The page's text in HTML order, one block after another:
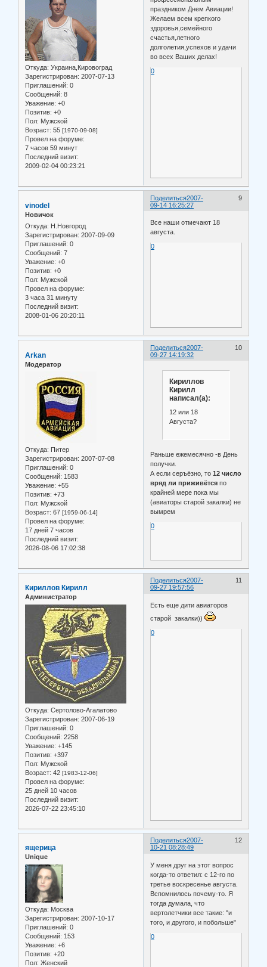
Откуда: Украина,Кировоград
Зарегистрирован: 2007-07-13
Приглашений: 0
Сообщений: 8
Уважение: +0
Позитив: +0
Пол: Мужской
Возраст: 55 [1970-09-08]
Провел на форуме:
7 часов 59 минут
Последний визит:
2009-02-04 00:23:21
праздником Днем Авиации!
Желаем всем крепкого
здоровья,семейного
счастья,летного
долголетия,успехов и удачи
во всех Ваших делах!
0
Поделиться 9
2007-
09-14 16:25:27
vinodel
Новичок
Откуда: Н.Новгород
Зарегистрирован: 2007-09-09
Приглашений: 0
Сообщений: 7
Уважение: +0
Позитив: +0
Пол: Мужской
Провел на форуме:
3 часа 31 минуту
Последний визит:
2008-01-06 20:20:11
Все наши отмечают 18
августа.
0
Поделиться 10
2007-
09-27 14:19:32
Arkan
Модератор
Откуда: Питер
Зарегистрирован: 2007-07-08
Приглашений: 0
Сообщений: 1583
Уважение: +55
Позитив: +73
Пол: Мужской
Возраст: 67 [1959-06-14]
Провел на форуме:
17 дней 7 часов
Последний визит:
2026-08-06 17:02:38
Кириллов
Кирилл
написал(а):
12 или 18
Августа?
Раньше ежемесячно -в День
получки.
А если серъёзно, то12 число
вряд ли приживётсяпо
крайней мере пока мы
(авиаторы старой закалки) не
вымрем
0
Поделиться 11
2007-
09-27 19:57:56
Кириллов Кирилл
Администратор
Откуда: Сертолово-Агалатово
Зарегистрирован: 2007-06-19
Приглашений: 0
Сообщений: 2258
Уважение: +145
Позитив: +397
Пол: Мужской
Возраст: 42 [1983-12-06]
Провел на форуме:
25 дней 10 часов
Последний визит:
2026-07-22 23:45:10
Есть еще дити авиаторов
старой закалки))
0
Поделиться 12
2007-
10-21 08:28:49
ящерица
Unique
Откуда: Москва
Зарегистрирован: 2007-10-17
Приглашений: 0
Сообщений: 153
Уважение: +6
Позитив: +20
Пол: Женский
У меня друг на этот вопрос
когда-то ответил: с 12-го по
третье воскресенье августа.
Вспомнилось почему-то. Я
тогда думала, что
вертолетчики все такие: "и
того, и другого, и побольше"
0